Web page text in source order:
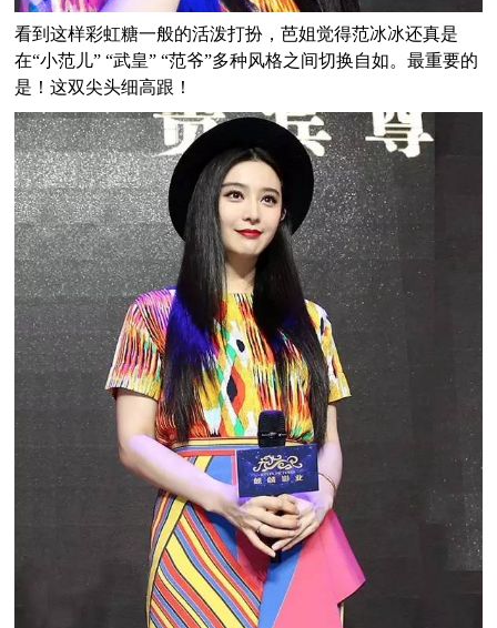
看到这样彩虹糖一般的活泼打扮，芭姐觉得范冰冰还真是
在“小范儿” “武皇” “范爷”多种风格之间切换自如。最重要的
是！这双尖头细高跟！